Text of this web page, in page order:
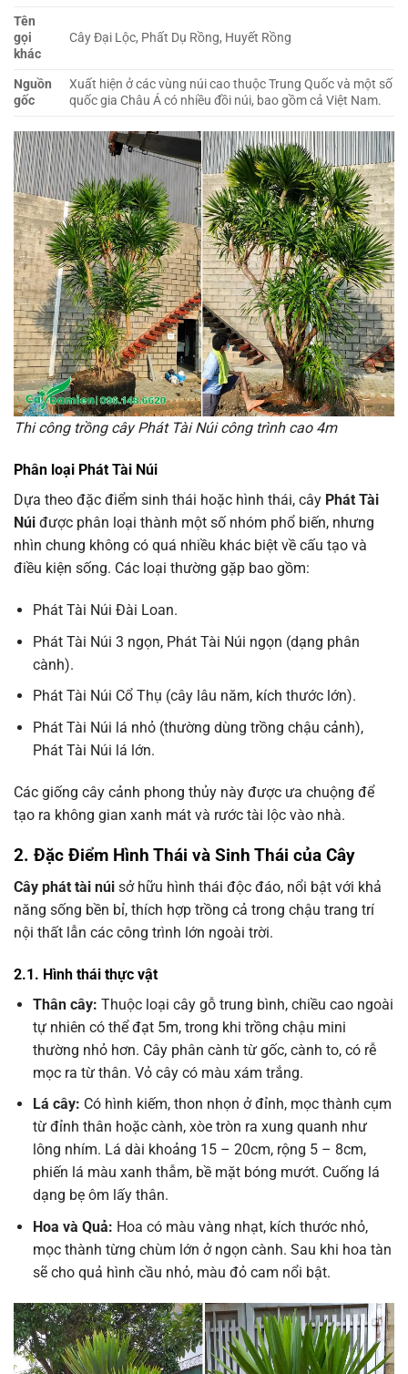
Tên
gọi
khác
Cây Đại Lộc, Phất Dụ Rồng, Huyết Rồng
Nguồn
gốc
Xuất hiện ở các vùng núi cao thuộc Trung Quốc và một số
quốc gia Châu Á có nhiều đồi núi, bao gồm cả Việt Nam.
Thi công trồng cây Phát Tài Núi công trình cao 4m
Phân loại Phát Tài Núi
Dựa theo đặc điểm sinh thái hoặc hình thái, cây Phát Tài
Núi được phân loại thành một số nhóm phổ biến, nhưng
nhìn chung không có quá nhiều khác biệt về cấu tạo và
điều kiện sống. Các loại thường gặp bao gồm:
Phát Tài Núi Đài Loan.
Phát Tài Núi 3 ngọn, Phát Tài Núi ngọn (dạng phân
cành).
Phát Tài Núi Cổ Thụ (cây lâu năm, kích thước lớn).
Phát Tài Núi lá nhỏ (thường dùng trồng chậu cảnh),
Phát Tài Núi lá lớn.
Các giống cây cảnh phong thủy này được ưa chuộng để
tạo ra không gian xanh mát và rước tài lộc vào nhà.
2. Đặc Điểm Hình Thái và Sinh Thái của Cây
Cây phát tài núi sở hữu hình thái độc đáo, nổi bật với khả
năng sống bền bỉ, thích hợp trồng cả trong chậu trang trí
nội thất lẫn các công trình lớn ngoài trời.
2.1. Hình thái thực vật
Thân cây: Thuộc loại cây gỗ trung bình, chiều cao ngoài
tự nhiên có thể đạt 5m, trong khi trồng chậu mini
thường nhỏ hơn. Cây phân cành từ gốc, cành to, có rễ
mọc ra từ thân. Vỏ cây có màu xám trắng.
Lá cây: Có hình kiếm, thon nhọn ở đỉnh, mọc thành cụm
từ đỉnh thân hoặc cành, xòe tròn ra xung quanh như
lông nhím. Lá dài khoảng 15 – 20cm, rộng 5 – 8cm,
phiến lá màu xanh thẫm, bề mặt bóng mướt. Cuống lá
dạng bẹ ôm lấy thân.
Hoa và Quả: Hoa có màu vàng nhạt, kích thước nhỏ,
mọc thành từng chùm lớn ở ngọn cành. Sau khi hoa tàn
sẽ cho quả hình cầu nhỏ, màu đỏ cam nổi bật.